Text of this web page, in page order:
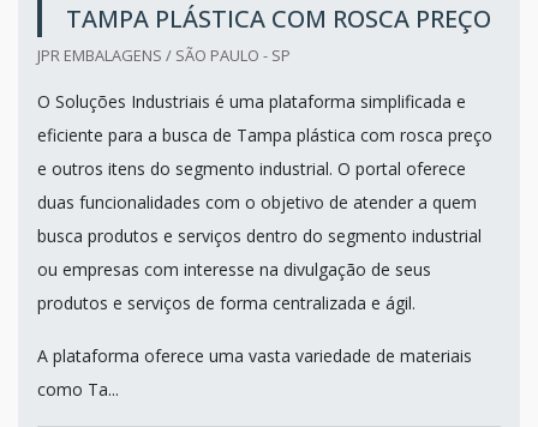
TAMPA PLÁSTICA COM ROSCA PREÇO
JPR EMBALAGENS / SÃO PAULO - SP
O Soluções Industriais é uma plataforma simplificada e
eficiente para a busca de Tampa plástica com rosca preço
e outros itens do segmento industrial. O portal oferece
duas funcionalidades com o objetivo de atender a quem
busca produtos e serviços dentro do segmento industrial
ou empresas com interesse na divulgação de seus
produtos e serviços de forma centralizada e ágil.
A plataforma oferece uma vasta variedade de materiais
como Ta...